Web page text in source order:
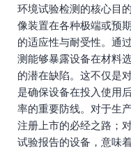
环境试验检测的核心目
像装置在各种极端或预
的适应性与耐受性。通
测能够暴露设备在材料
的潜在缺陷。这不仅是
是确保设备在投入使用
率的重要防线。对于生
注册上市的必经之路；
试验报告的设备，意味